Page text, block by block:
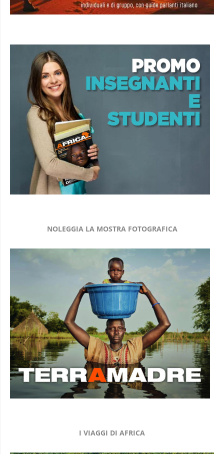
NOLEGGIA LA MOSTRA FOTOGRAFICA
I VIAGGI DI AFRICA